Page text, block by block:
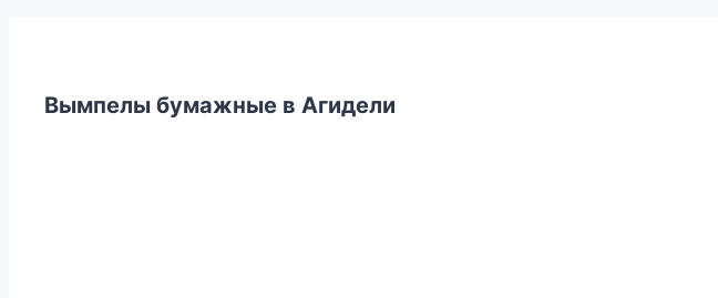
Вымпелы бумажные в Агидели